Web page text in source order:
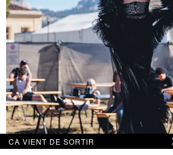
CA VIENT DE SORTIR